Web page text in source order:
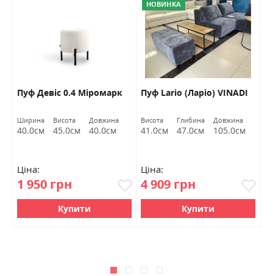
Пуф Девіс 0.4 Міромарк
Ширина
40.0см
Висота
45.0см
Довжина
40.0см
Ціна:
1 950 грн
Купити
НОВИНКА
Пуф Lario (Ларіо) VINADI
Висота
41.0см
Глибина
47.0см
Довжина
105.0см
Ціна:
4 909 грн
Купити